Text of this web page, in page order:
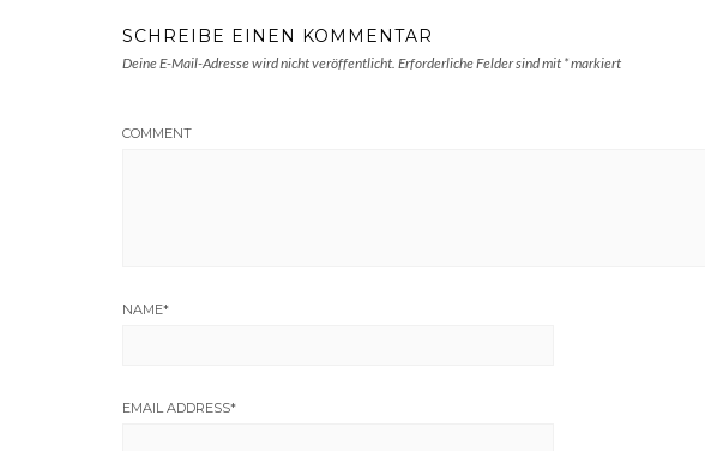
SCHREIBE EINEN KOMMENTAR
Deine E-Mail-Adresse wird nicht veröffentlicht. Erforderliche Felder sind mit *markiert
COMMENT
NAME*
EMAIL ADDRESS*